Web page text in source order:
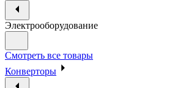
Электрооборудование
Смотреть все товары
Конверторы